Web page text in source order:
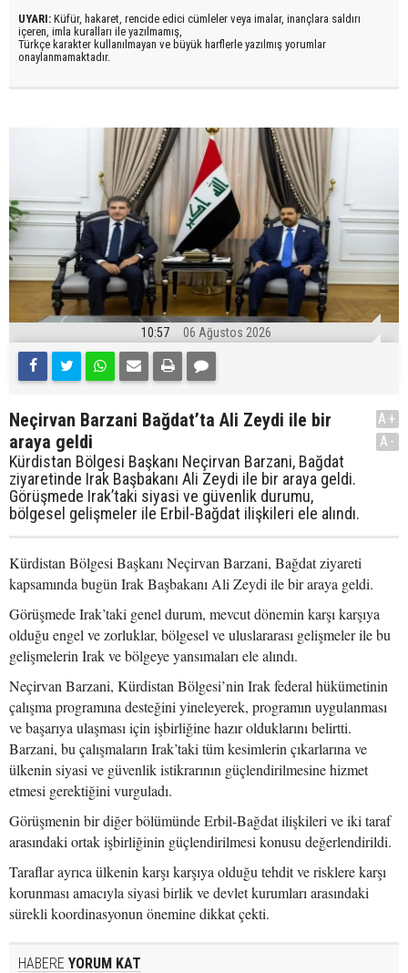
UYARI: Küfür, hakaret, rencide edici cümleler veya imalar, inançlara saldırı
içeren, imla kuralları ile yazılmamış,
Türkçe karakter kullanılmayan ve büyük harflerle yazılmış yorumlar
onaylanmamaktadır.
10:57 06 Ağustos 2026
Neçirvan Barzani Bağdat’ta Ali Zeydi ile bir
araya geldi
Kürdistan Bölgesi Başkanı Neçirvan Barzani, Bağdat
ziyaretinde Irak Başbakanı Ali Zeydi ile bir araya geldi.
Görüşmede Irak’taki siyasi ve güvenlik durumu,
bölgesel gelişmeler ile Erbil-Bağdat ilişkileri ele alındı.
A+
A-
Kürdistan Bölgesi Başkanı Neçirvan Barzani, Bağdat ziyareti
kapsamında bugün Irak Başbakanı Ali Zeydi ile bir araya geldi.
Görüşmede Irak’taki genel durum, mevcut dönemin karşı karşıya
olduğu engel ve zorluklar, bölgesel ve uluslararası gelişmeler ile bu
gelişmelerin Irak ve bölgeye yansımaları ele alındı.
Neçirvan Barzani, Kürdistan Bölgesi’nin Irak federal hükümetinin
çalışma programına desteğini yineleyerek, programın uygulanması
ve başarıya ulaşması için işbirliğine hazır olduklarını belirtti.
Barzani, bu çalışmaların Irak’taki tüm kesimlerin çıkarlarına ve
ülkenin siyasi ve güvenlik istikrarının güçlendirilmesine hizmet
etmesi gerektiğini vurguladı.
Görüşmenin bir diğer bölümünde Erbil-Bağdat ilişkileri ve iki taraf
arasındaki ortak işbirliğinin güçlendirilmesi konusu değerlendirildi.
Taraflar ayrıca ülkenin karşı karşıya olduğu tehdit ve risklere karşı
korunması amacıyla siyasi birlik ve devlet kurumları arasındaki
sürekli koordinasyonun önemine dikkat çekti.
HABERE YORUM KAT